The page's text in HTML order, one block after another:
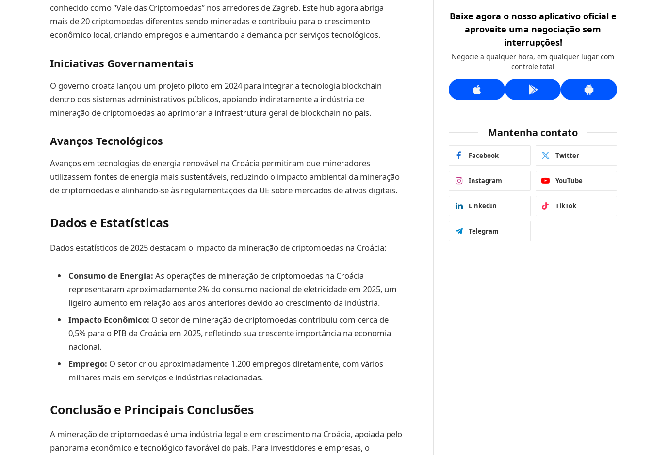
conhecido como “Vale das Criptomoedas” nos arredores de Zagreb. Este hub agora abriga
mais de 20 criptomoedas diferentes sendo mineradas e contribuiu para o crescimento
econômico local, criando empregos e aumentando a demanda por serviços tecnológicos.
Iniciativas Governamentais
O governo croata lançou um projeto piloto em 2024 para integrar a tecnologia blockchain
dentro dos sistemas administrativos públicos, apoiando indiretamente a indústria de
mineração de criptomoedas ao aprimorar a infraestrutura geral de blockchain no país.
Avanços Tecnológicos
Avanços em tecnologias de energia renovável na Croácia permitiram que mineradores
utilizassem fontes de energia mais sustentáveis, reduzindo o impacto ambiental da mineração
de criptomoedas e alinhando-se às regulamentações da UE sobre mercados de ativos digitais.
Dados e Estatísticas
Dados estatísticos de 2025 destacam o impacto da mineração de criptomoedas na Croácia:
Consumo de Energia: As operações de mineração de criptomoedas na Croácia
representaram aproximadamente 2% do consumo nacional de eletricidade em 2025, um
ligeiro aumento em relação aos anos anteriores devido ao crescimento da indústria.
Impacto Econômico: O setor de mineração de criptomoedas contribuiu com cerca de
0,5% para o PIB da Croácia em 2025, refletindo sua crescente importância na economia
nacional.
Emprego: O setor criou aproximadamente 1.200 empregos diretamente, com vários
milhares mais em serviços e indústrias relacionadas.
Conclusão e Principais Conclusões
A mineração de criptomoedas é uma indústria legal e em crescimento na Croácia, apoiada pelo
panorama econômico e tecnológico favorável do país. Para investidores e empresas, o
Baixe agora o nosso aplicativo oficial e
aproveite uma negociação sem
interrupções!
Negocie a qualquer hora, em qualquer lugar com
controle total
Mantenha contato
Facebook Twitter
Instagram YouTube
LinkedIn TikTok
Telegram